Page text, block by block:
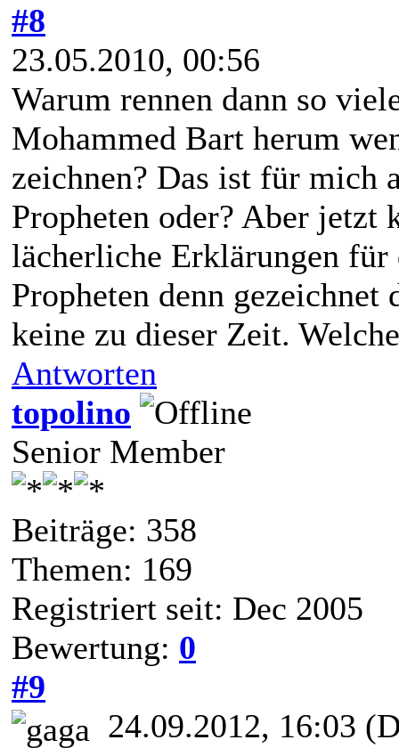
#8
23.05.2010, 00:56
Warum rennen dann so
Mohammed Bart herum
zeichnen? Das ist für mich
Propheten oder? Aber jetzt
lächerliche Erklärungen für
Propheten denn gezeichnet
keine zu dieser Zeit.
Antworten
topolino
Senior Member
Beiträge: 358
Themen: 169
Registriert seit: Dec 2005
Bewertung: 0
#9
24.09.2012, 16:03